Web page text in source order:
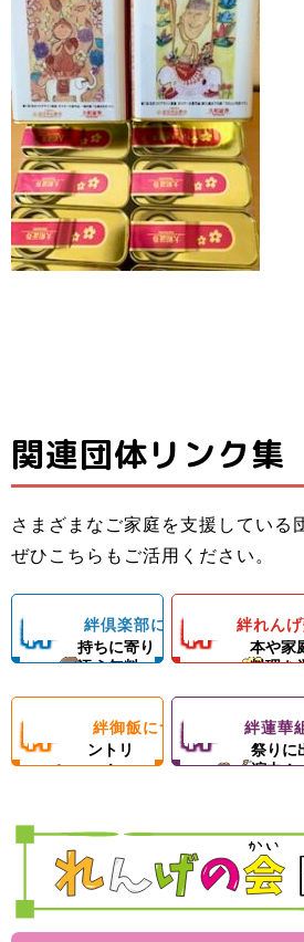
関連団体リンク集
さまざまなご家庭を支援している
ぜひこちらもご活用ください。
絆
倶
楽
子どもの気
持ちに寄り
添う無料
子どもたちと親
＆子どもたちの
成長を支える無
絆倶楽部について
絆
れ
ん
塾
料理の
本や家
料理を
子ども料理教室
でお母さんのお
ようになろう！
体験型子ども食
絆れんげ
絆
飯
フードパ
ントリ
ー！
ひとり親家庭、
っぱいの手作り
ご飯＆食材配布
絆御飯について絆
華
組
地域の
祭りに
演中！
子ども食堂＆プ
ロの先生による
ダンスレッス
と食材配布でお
母さんをサポー
絆蓮華